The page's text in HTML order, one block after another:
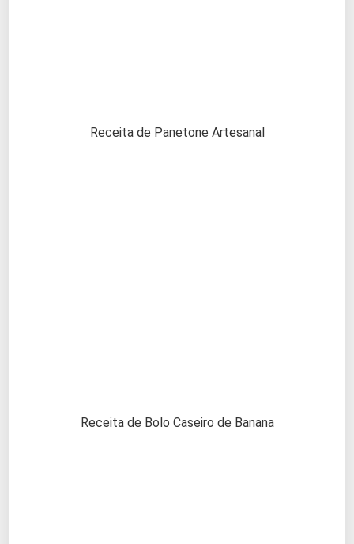
Receita de Panetone Artesanal
Receita de Bolo Caseiro de Banana